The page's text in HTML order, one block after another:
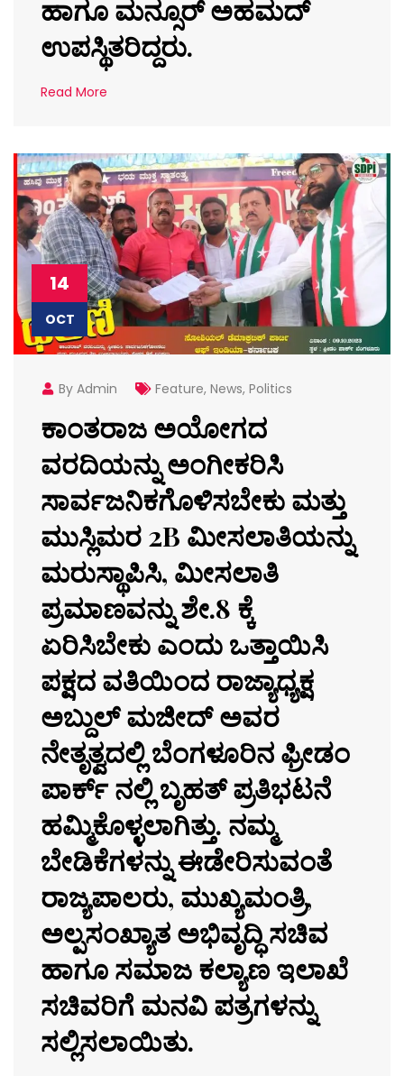
ಹಾಗೂ ಮನ್ಸೂರ್ ಅಹಮದ್
ಉಪಸ್ಥಿತರಿದ್ದರು.
Read More
14
OCT
By Admin Feature, News, Politics
ಕಾಂತರಾಜ ಅಯೋಗದ
ವರದಿಯನ್ನು ಅಂಗೀಕರಿಸಿ
ಸಾರ್ವಜನಿಕಗೊಳಿಸಬೇಕು ಮತ್ತು
ಮುಸ್ಲಿಮರ 2B ಮೀಸಲಾತಿಯನ್ನು
ಮರುಸ್ಥಾಪಿಸಿ, ಮೀಸಲಾತಿ
ಪ್ರಮಾಣವನ್ನು ಶೇ.8 ಕ್ಕೆ
ಏರಿಸಿಬೇಕು ಎಂದು ಒತ್ತಾಯಿಸಿ
ಪಕ್ಷದ ವತಿಯಿಂದ ರಾಜ್ಯಾಧ್ಯಕ್ಷ
ಅಬ್ದುಲ್ ಮಜೀದ್ ಅವರ
ನೇತೃತ್ವದಲ್ಲಿ ಬೆಂಗಳೂರಿನ ಫ್ರೀಡಂ
ಪಾರ್ಕ್ ನಲ್ಲಿ ಬೃಹತ್ ಪ್ರತಿಭಟನೆ
ಹಮ್ಮಿಕೊಳ್ಳಲಾಗಿತ್ತು. ನಮ್ಮ
ಬೇಡಿಕೆಗಳನ್ನು ಈಡೇರಿಸುವಂತೆ
ರಾಜ್ಯಪಾಲರು, ಮುಖ್ಯಮಂತ್ರಿ,
ಅಲ್ಪಸಂಖ್ಯಾತ ಅಭಿವೃದ್ಧಿ ಸಚಿವ
ಹಾಗೂ ಸಮಾಜ ಕಲ್ಯಾಣ ಇಲಾಖೆ
ಸಚಿವರಿಗೆ ಮನವಿ ಪತ್ರಗಳನ್ನು
ಸಲ್ಲಿಸಲಾಯಿತು.